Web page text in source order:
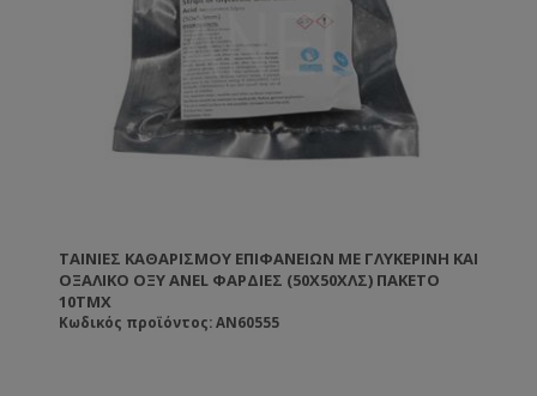
ΤΑΙΝΊΕΣ ΚΑΘΑΡΙΣΜΟΎ ΕΠΙΦΑΝΕΊΩΝ ΜΕ ΓΛΥΚΕΡΊΝΗ ΚΑΙ
ΟΞΑΛΙΚΌ ΟΞΎ ANEL ΦΑΡΔΙΈΣ (50X50ΧΛΣ) ΠΑΚΈΤΟ
10ΤΜΧ
Κωδικός προϊόντος: AN60555